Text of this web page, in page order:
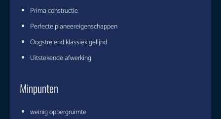
Prima constructie
Perfecte planeereigenschappen
Oogstrelend klassiek gelijnd
Uitstekende afwerking
Minpunten
weinig opbergruimte